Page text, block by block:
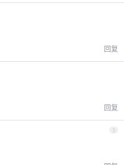
回复
回复
3